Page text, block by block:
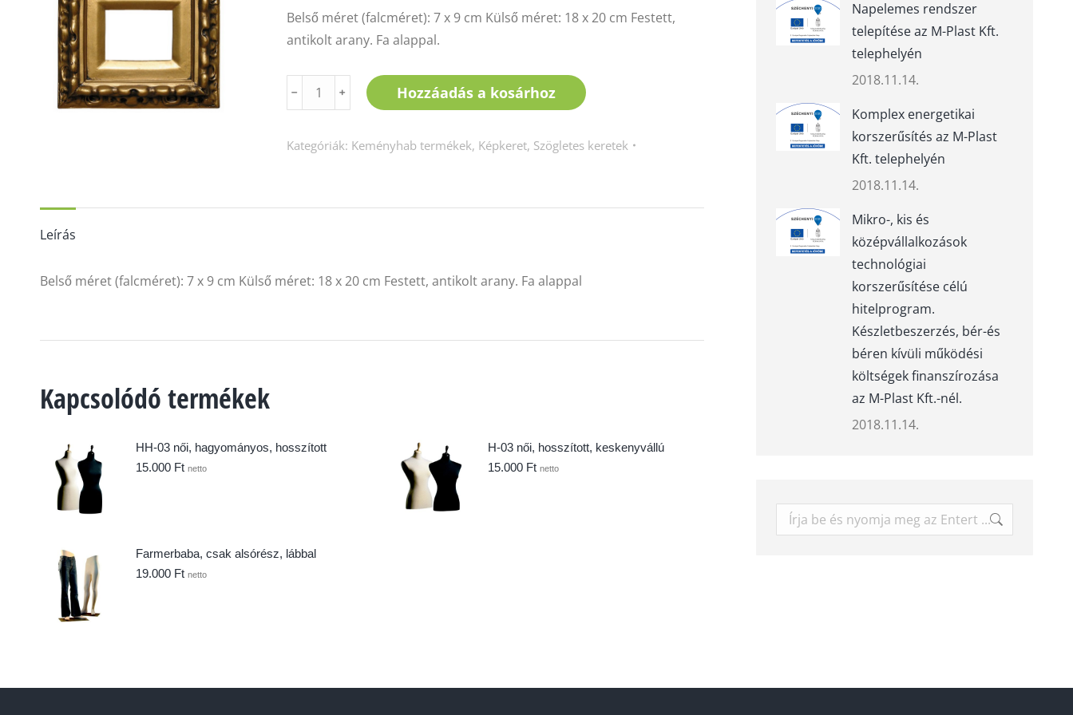
Belső méret (falcméret): 7 x 9 cm Külső méret: 18 x 20 cm Festett,
antikolt arany. Fa alappal.
x
mennyiség
﹣ ﹢ Hozzáadás a kosárhoz
Kategóriák: Keményhab termékek, Képkeret, Szögletes keretek
Leírás
Belső méret (falcméret): 7 x 9 cm Külső méret: 18 x 20 cm Festett, antikolt arany. Fa alappal
Kapcsolódó termékek
HH-03 női, hagyományos, hosszított
15.000 Ft netto
H-03 női, hosszított, keskenyvállú
15.000 Ft netto
Farmerbaba, csak alsórész, lábbal
19.000 Ft netto
Napelemes rendszer
telepítése az M-Plast Kft.
telephelyén
2018.11.14.
Komplex energetikai
korszerűsítés az M-Plast
Kft. telephelyén
2018.11.14.
Mikro-, kis és
középvállalkozások
technológiai
korszerűsítése célú
hitelprogram.
Készletbeszerzés, bér-és
béren kívüli működési
költségek finanszírozása
az M-Plast Kft.-nél.
2018.11.14.
Keresés: